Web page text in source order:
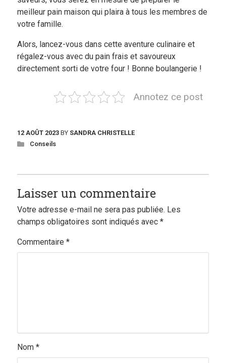
meilleur pain maison qui plaira à tous les membres de
votre famille.
Alors, lancez-vous dans cette aventure culinaire et
régalez-vous avec du pain frais et savoureux
directement sorti de votre four ! Bonne boulangerie !
Annotez ce post
12 AOÛT 2023BY SANDRA CHRISTELLE
Conseils
Laisser un commentaire
Votre adresse e-mail ne sera pas publiée. Les
champs obligatoires sont indiqués avec *
Commentaire *
Nom *